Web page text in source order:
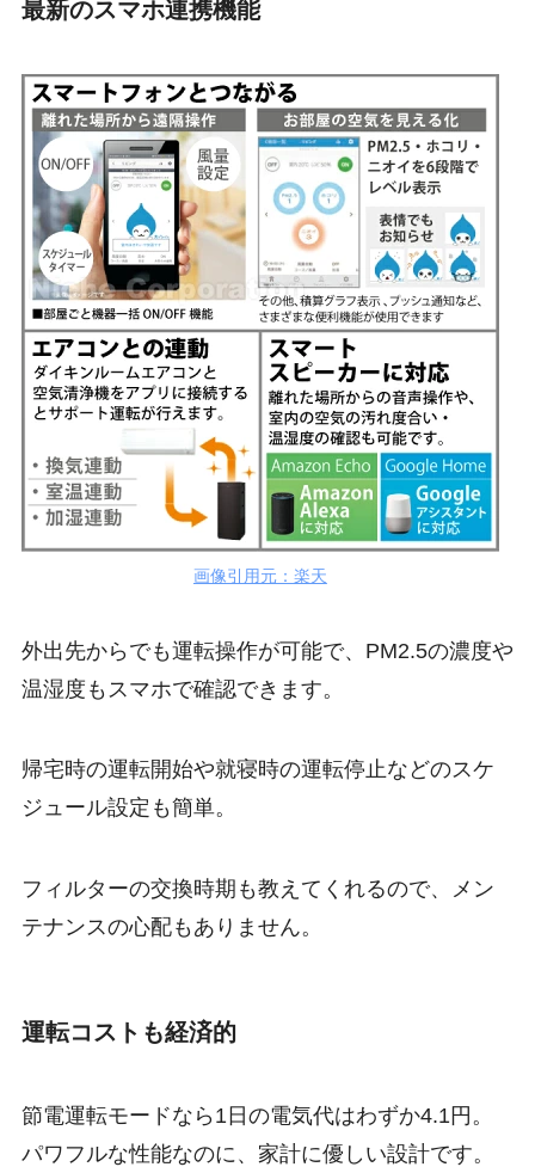
最新のスマホ連携機能
画像引用元：楽天
外出先からでも運転操作が可能で、PM2.5の濃度や
温湿度もスマホで確認できます。
帰宅時の運転開始や就寝時の運転停止などのスケ
ジュール設定も簡単。
フィルターの交換時期も教えてくれるので、メン
テナンスの心配もありません。
運転コストも経済的
節電運転モードなら1日の電気代はわずか4.1円。
パワフルな性能なのに、家計に優しい設計です。